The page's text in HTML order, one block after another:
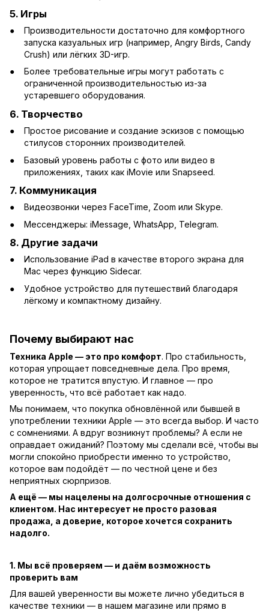
5. Игры
Производительности достаточно для комфортного
запуска казуальных игр (например, Angry Birds, Candy
Crush) или лёгких 3D-игр.
Более требовательные игры могут работать с
ограниченной производительностью из-за
устаревшего оборудования.
6. Творчество
Простое рисование и создание эскизов с помощью
стилусов сторонних производителей.
Базовый уровень работы с фото или видео в
приложениях, таких как iMovie или Snapseed.
7. Коммуникация
Видеозвонки через FaceTime, Zoom или Skype.
Мессенджеры: iMessage, WhatsApp, Telegram.
8. Другие задачи
Использование iPad в качестве второго экрана для
Mac через функцию Sidecar.
Удобное устройство для путешествий благодаря
лёгкому и компактному дизайну.
Почему выбирают нас
Техника Apple — это про комфорт. Про стабильность,
которая упрощает повседневные дела. Про время,
которое не тратится впустую. И главное — про
уверенность, что всё работает как надо.
Мы понимаем, что покупка обновлённой или бывшей в
употреблении техники Apple — это всегда выбор. И часто
с сомнениями. А вдруг возникнут проблемы? А если не
оправдает ожиданий? Поэтому мы сделали всё, чтобы вы
могли спокойно приобрести именно то устройство,
которое вам подойдёт — по честной цене и без
неприятных сюрпризов.
А ещё — мы нацелены на долгосрочные отношения с
клиентом. Нас интересует не просто разовая
продажа, а доверие, которое хочется сохранить
надолго.
1. Мы всё проверяем — и даём возможность
проверить вам
Для вашей уверенности вы можете лично убедиться в
качестве техники — в нашем магазине или прямо в